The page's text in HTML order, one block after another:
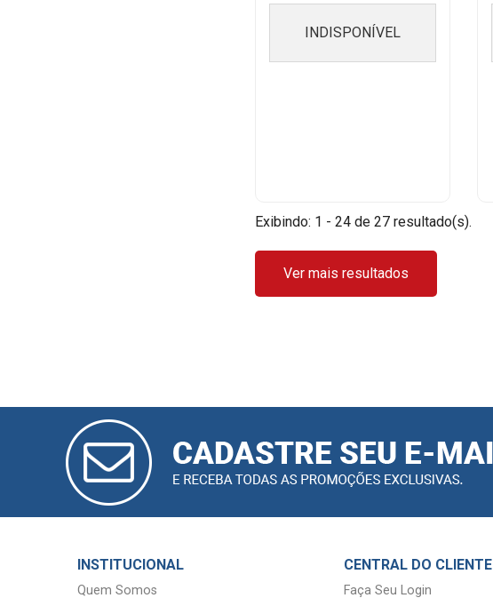
INDISPONÍVEL
Exibindo: 1 - 24 de 27 resultado(s).
Ver mais resultados
CADASTRAR
E-MAIL
INSTITUCIONAL
Quem Somos
CENTRAL DO CLIENTE
Faça Seu Login